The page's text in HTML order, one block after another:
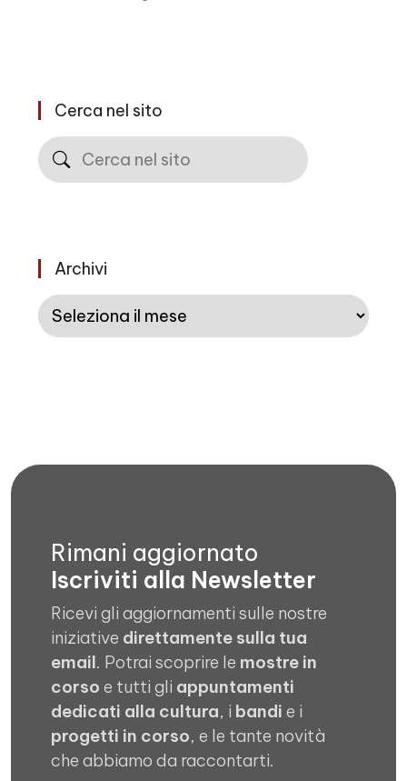
Cerca nel sito
Cerca
Archivi
Archivi
Rimani aggiornato
Iscriviti alla Newsletter
Ricevi gli aggiornamenti sulle nostre
iniziative direttamente sulla tua
email. Potrai scoprire le mostre in
corso e tutti gli appuntamenti
dedicati alla cultura, i bandi e i
progetti in corso, e le tante novità
che abbiamo da raccontarti.